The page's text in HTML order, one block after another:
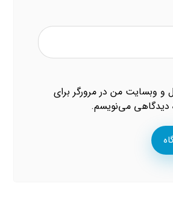
و وبسایت من در مرورگر برای
دیدگاهی می‌نویسم.